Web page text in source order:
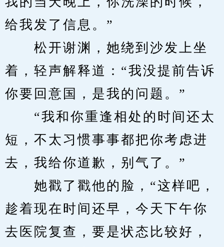
给我发了信息。”
松开谢渊，她绕到沙发上坐
着，轻声解释道：“我没提前告诉
你要回意国，是我的问题。”
“我和你重逢相处的时间还太
短，不太习惯事事都把你考虑进
去，我给你道歉，别气了。”
她戳了戳他的脸，“这样吧，
趁着现在时间还早，今天下午你
去医院复查，要是状态比较好，